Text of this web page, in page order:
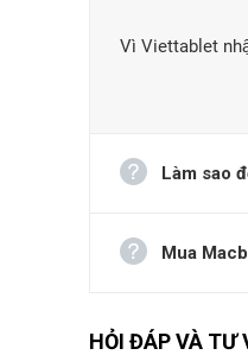
Vì Viettablet
Làm sao
Mua
HỎI ĐÁP VÀ TƯ